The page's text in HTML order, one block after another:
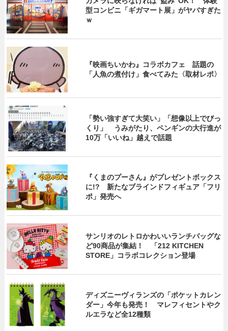
型コンビニ「ギガマート展」がヤバすぎた
ｗ
『映画ちいかわ』コラボカフェ 話題の
「人魚の煮付け」食べてみた〈取材レポ〉
「勢い強すぎて大笑い」「想像以上でびっ
くり」 うみがたり、ペンギンの大行進が
10万「いいね」越えで話題
『くまのプーさん』がプレゼントボックス
に!? 新たなブラインドフィギュア「フリ
ポ」発売へ
サンリオのレトロかわいいランチバッグな
ど90商品が集結！ 「212 KITCHEN
STORE」コラボコレクション登場
ディズニーヴィランズの「ポケットカレン
ダー」今年も発売！ マレフィセントやク
ルエラなど全12種類